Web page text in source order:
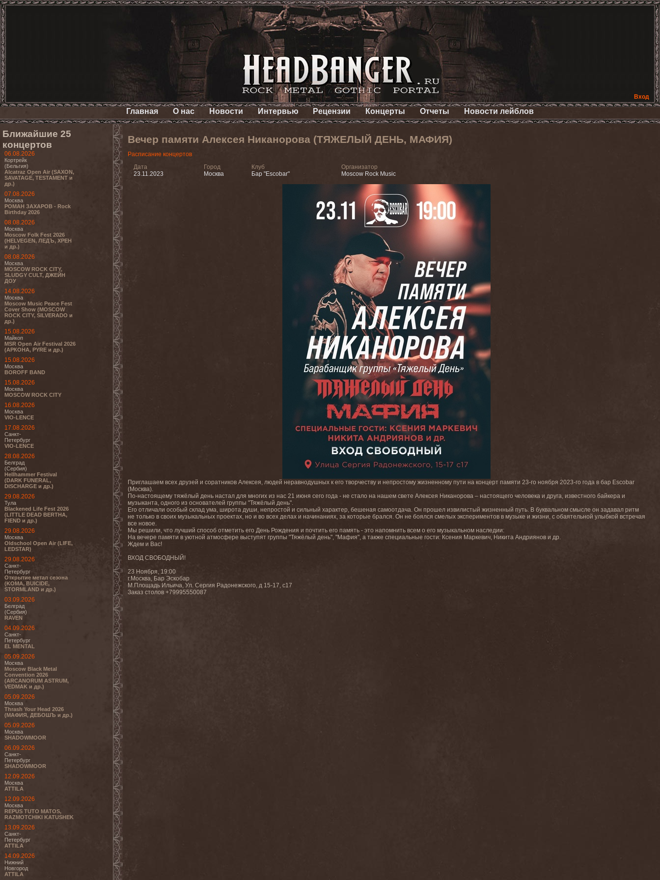
Вход
Главная О нас Новости Интервью Рецензии Концерты Отчеты Новости лейблов
Ближайшие 25
концертов
06.08.2026
Кортрейк
(Бельгия)
Alcatraz Open Air (SAXON,
SAVATAGE, TESTAMENT и
др.)
07.08.2026
Москва
РОМАН ЗАХАРОВ - Rock
Birthday 2026
08.08.2026
Москва
Moscow Folk Fest 2026
(HELVEGEN, ЛЕДЪ, ХРЕН
и др.)
08.08.2026
Москва
MOSCOW ROCK CITY,
SLUDGY CULT, ДЖЕЙН
ДОУ
14.08.2026
Москва
Moscow Music Peace Fest
Cover Show (MOSCOW
ROCK CITY, SILVERADO и
др.)
15.08.2026
Майкоп
MSR Open Air Festival 2026
(АРКОНА, PYRE и др.)
15.08.2026
Москва
BOROFF BAND
15.08.2026
Москва
MOSCOW ROCK CITY
16.08.2026
Москва
VIO-LENCE
17.08.2026
Санкт-
Петербург
VIO-LENCE
28.08.2026
Белград
(Сербия)
Hellhammer Festival
(DARK FUNERAL,
DISCHARGE и др.)
29.08.2026
Тула
Blackened Life Fest 2026
(LITTLE DEAD BERTHA,
FIEND и др.)
29.08.2026
Москва
Oldschool Open Air (LIFE,
LEDSTAR)
29.08.2026
Санкт-
Петербург
Открытие метал сезона
(KOMA, BUICIDE,
STORMLAND и др.)
03.09.2026
Белград
(Сербия)
RAVEN
04.09.2026
Санкт-
Петербург
EL MENTAL
05.09.2026
Москва
Moscow Black Metal
Convention 2026
(ARCANORUM ASTRUM,
VEDMAK и др.)
05.09.2026
Москва
Thrash Your Head 2026
(МАФИЯ, ДЕБОШЪ и др.)
05.09.2026
Москва
SHADOWMOOR
06.09.2026
Санкт-
Петербург
SHADOWMOOR
12.09.2026
Москва
ATTILA
12.09.2026
Москва
REPUS TUTO MATOS,
RAZMOTCHIKI KATUSHEK
13.09.2026
Санкт-
Петербург
ATTILA
14.09.2026
Нижний
Новгород
ATTILA
Вечер памяти Алексея Никанорова (ТЯЖЕЛЫЙ ДЕНЬ, МАФИЯ)
Расписание концертов
Дата
23.11.2023
Город
Москва
Клуб
Бар "Escobar"
Организатор
Moscow Rock Music
Приглашаем всех друзей и соратников Алексея, людей неравнодушных к его творчеству и непростому жизненному пути на концерт памяти 23-го ноября 2023-го года в бар Escobar
(Москва).
По-настоящему тяжёлый день настал для многих из нас 21 июня сего года - не стало на нашем свете Алексея Никанорова – настоящего человека и друга, известного байкера и
музыканта, одного из основателей группы "Тяжёлый день".
Его отличали особый склад ума, широта души, непростой и сильный характер, бешеная самоотдача. Он прошел извилистый жизненный путь. В буквальном смысле он задавал ритм
не только в своих музыкальных проектах, но и во всех делах и начинаниях, за которые брался. Он не боялся смелых экспериментов в музыке и жизни, с обаятельной улыбкой встречая
все новое.
Мы решили, что лучший способ отметить его День Рождения и почтить его память - это напомнить всем о его музыкальном наследии:
На вечере памяти в уютной атмосфере выступят группы "Тяжёлый день", "Мафия", а также специальные гости: Ксения Маркевич, Никита Андриянов и др.
Ждем и Вас!
ВХОД СВОБОДНЫЙ!
23 Ноября, 19:00
г.Москва, Бар Эскобар
М.Площадь Ильича, Ул. Сергия Радонежского, д 15-17, с17
Заказ столов +79995550087